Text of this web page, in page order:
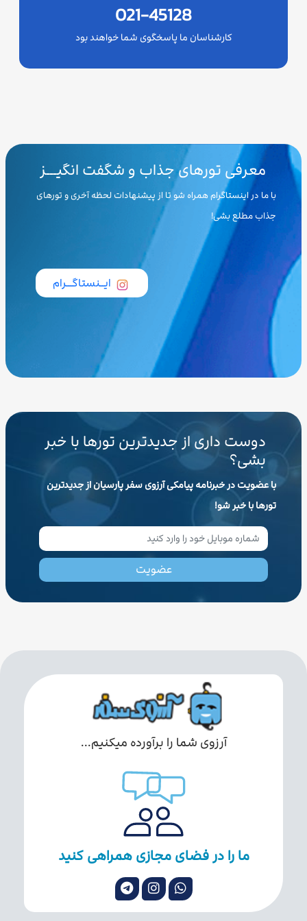
021-45128
کارشناسان ما پاسخگوی شما خواهند بود
معرفی تورهای جذاب و شگفت انگیـــز
با ما در اینستاگرام همراه شو تا از پیشنهادات لحظه آخری و تورهای
جذاب مطلع بشی!
ایــنستاگـــرام
دوست داری از جدیدترین تورها با خبر
بشی؟
با عضویت در خبرنامه پیامکی آرزوی سفر پارسیان از جدیدترین
تورها با خبر شو!
عضویت
آرزوی شما را برآورده میکنیم...
ما را در فضای مجازی همراهی کنید